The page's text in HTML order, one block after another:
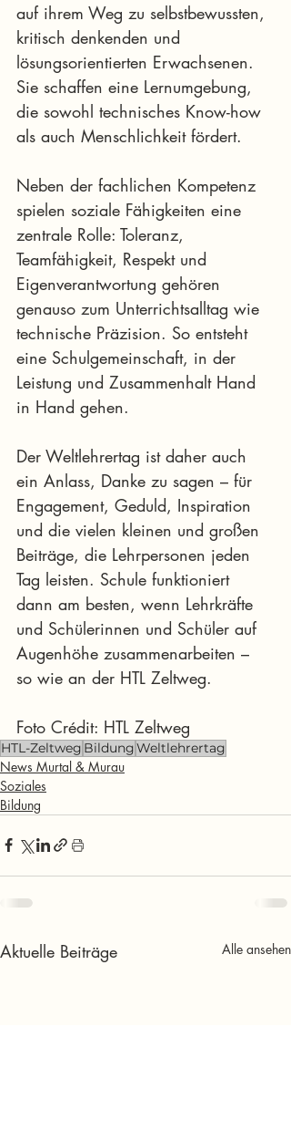
auf ihrem Weg zu selbstbewussten,
kritisch denkenden und
lösungsorientierten Erwachsenen.
Sie schaffen eine Lernumgebung,
die sowohl technisches Know-how
als auch Menschlichkeit fördert.
Neben der fachlichen Kompetenz
spielen soziale Fähigkeiten eine
zentrale Rolle: Toleranz,
Teamfähigkeit, Respekt und
Eigenverantwortung gehören
genauso zum Unterrichtsalltag wie
technische Präzision. So entsteht
eine Schulgemeinschaft, in der
Leistung und Zusammenhalt Hand
in Hand gehen.
Der Weltlehrertag ist daher auch
ein Anlass, Danke zu sagen – für
Engagement, Geduld, Inspiration
und die vielen kleinen und großen
Beiträge, die Lehrpersonen jeden
Tag leisten. Schule funktioniert
dann am besten, wenn Lehrkräfte
und Schülerinnen und Schüler auf
Augenhöhe zusammenarbeiten –
so wie an der HTL Zeltweg.
Foto Crédit: HTL Zeltweg
HTL-Zeltweg BildungWeltlehrertag
News Murtal & Murau
Soziales
Bildung
Aktuelle Beiträge Alle ansehen